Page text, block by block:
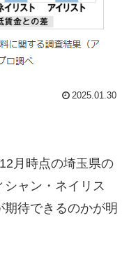
2025.01.30
月時点の埼玉県の
ャン・ネイリス
待できるのかが明